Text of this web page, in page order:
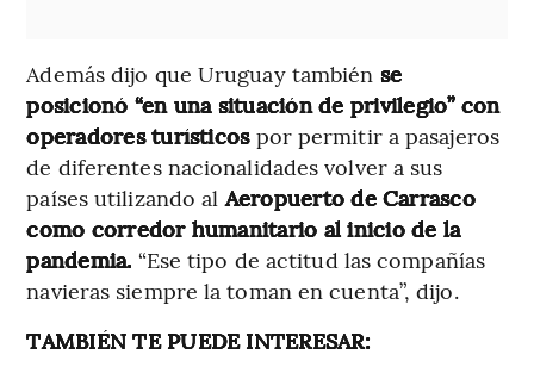
Además dijo que Uruguay también se
posicionó “en una situación de privilegio” con
operadores turísticospor permitir a pasajeros
de diferentes nacionalidades volver a sus
países utilizando al Aeropuerto de Carrasco
como corredor humanitario al inicio de la
pandemia. “Ese tipo de actitud las compañías
navieras siempre la toman en cuenta”, dijo.
TAMBIÉN TE PUEDE INTERESAR: